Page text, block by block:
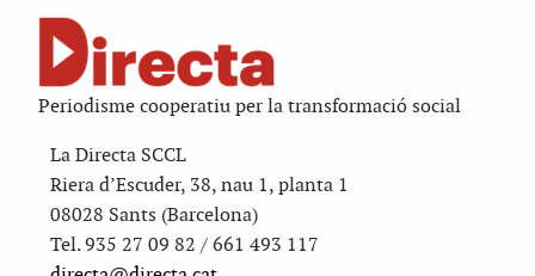
Periodisme cooperatiu per la transformació social
La Directa SCCL
Riera d’Escuder, 38, nau 1, planta 1
08028 Sants (Barcelona)
Tel. 935 27 09 82 / 661 493 117